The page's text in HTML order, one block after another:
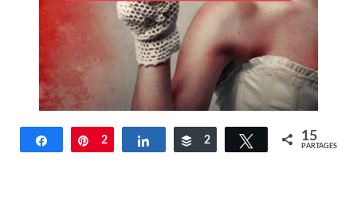
Partagez Épingle
2 Partagez Buffer
2 Tweetez15
PARTAGES